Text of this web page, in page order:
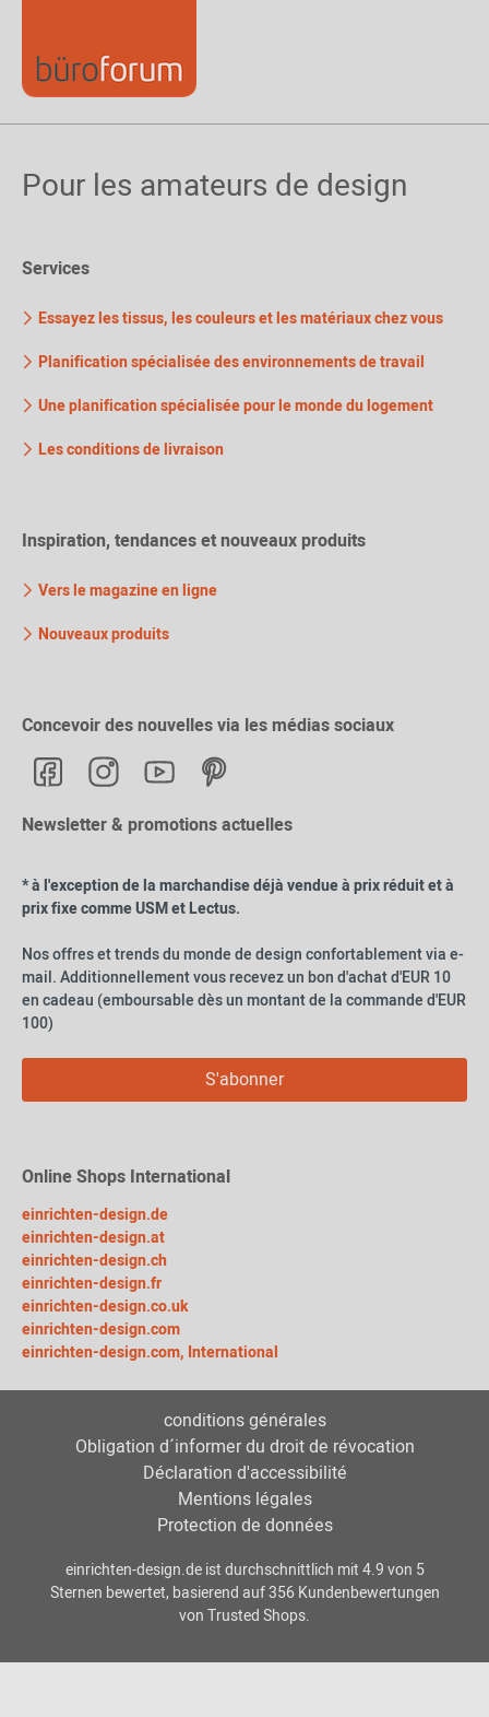
Pour les amateurs de design
Services
Essayez les tissus, les couleurs et les matériaux chez vous
Planification spécialisée des environnements de travail
Une planification spécialisée pour le monde du logement
Les conditions de livraison
Inspiration, tendances et nouveaux produits
Vers le magazine en ligne
Nouveaux produits
Concevoir des nouvelles via les médias sociaux
Newsletter & promotions actuelles
* à l'exception de la marchandise déjà vendue à prix réduit et à
prix fixe comme USM et Lectus.
Nos offres et trends du monde de design confortablement via e-
mail. Additionnellement vous recevez un bon d'achat d'EUR 10
en cadeau (emboursable dès un montant de la commande d'EUR
100)
S'abonner
Online Shops International
einrichten-design.de
einrichten-design.at
einrichten-design.ch
einrichten-design.fr
einrichten-design.co.uk
einrichten-design.com
einrichten-design.com, International
conditions générales
Obligation d´informer du droit de révocation
Déclaration d'accessibilité
Mentions légales
Protection de données
einrichten-design.deist durchschnittlich mit4.9von 5
Sternen bewertet, basierend auf356Kundenbewertungen
von Trusted Shops.